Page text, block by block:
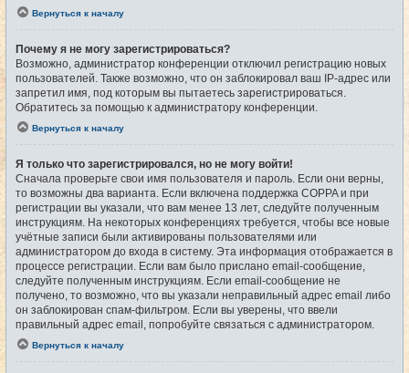
Вернуться к началу
Почему я не могу зарегистрироваться?
Возможно, администратор конференции отключил регистрацию новых
пользователей. Также возможно, что он заблокировал ваш IP-адрес или
запретил имя, под которым вы пытаетесь зарегистрироваться.
Обратитесь за помощью к администратору конференции.
Вернуться к началу
Я только что зарегистрировался, но не могу войти!
Сначала проверьте свои имя пользователя и пароль. Если они верны,
то возможны два варианта. Если включена поддержка COPPA и при
регистрации вы указали, что вам менее 13 лет, следуйте полученным
инструкциям. На некоторых конференциях требуется, чтобы все новые
учётные записи были активированы пользователями или
администратором до входа в систему. Эта информация отображается в
процессе регистрации. Если вам было прислано email-сообщение,
следуйте полученным инструкциям. Если email-сообщение не
получено, то возможно, что вы указали неправильный адрес email либо
он заблокирован спам-фильтром. Если вы уверены, что ввели
правильный адрес email, попробуйте связаться с администратором.
Вернуться к началу